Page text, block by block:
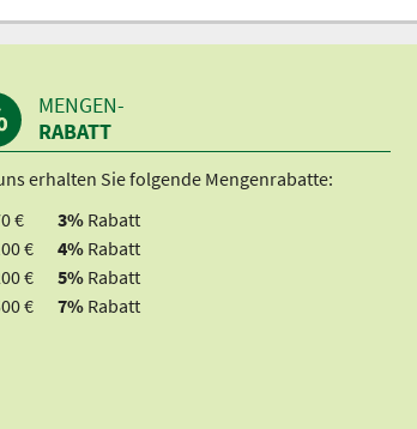
MENGEN-
RABATT
erhalten Sie folgende Mengenrabatte:
€
3% Rabatt
€
4% Rabatt
€
5% Rabatt
€
7% Rabatt